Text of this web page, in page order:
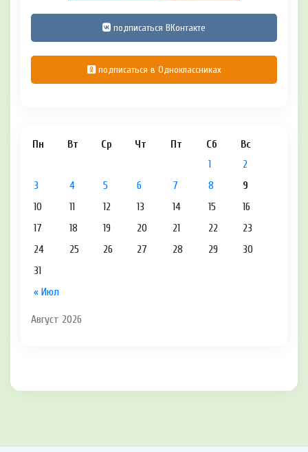
подписаться ВКонтакте
подписаться в Одноклассниках
Август 2026
Пн Вт Ср Чт Пт Сб Вс
« Июл
1
2
3
4 5 6 7 8
9
10
11 12 13 14 15
16
17
18 19 20 21 22
23
24
25 26 27 28 29
30
31